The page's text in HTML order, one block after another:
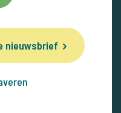
nieuwsbrief